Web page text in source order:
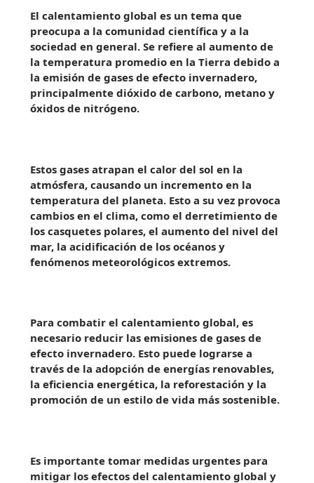
El calentamiento global es un tema que
preocupa a la comunidad científica y a la
sociedad en general. Se refiere al aumento de
la temperatura promedio en la Tierra debido a
la emisión de gases de efecto invernadero,
principalmente dióxido de carbono, metano y
óxidos de nitrógeno.
Estos gases atrapan el calor del sol en la
atmósfera, causando un incremento en la
temperatura del planeta. Esto a su vez provoca
cambios en el clima, como el derretimiento de
los casquetes polares, el aumento del nivel del
mar, la acidificación de los océanos y
fenómenos meteorológicos extremos.
Para combatir el calentamiento global, es
necesario reducir las emisiones de gases de
efecto invernadero. Esto puede lograrse a
través de la adopción de energías renovables,
la eficiencia energética, la reforestación y la
promoción de un estilo de vida más sostenible.
Es importante tomar medidas urgentes para
mitigar los efectos del calentamiento global y